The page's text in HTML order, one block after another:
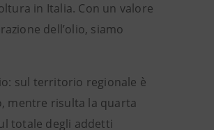
in Italia. Con un valore
dell’olio, siamo
sul territorio regionale è
mentre risulta la quarta
totale degli addetti